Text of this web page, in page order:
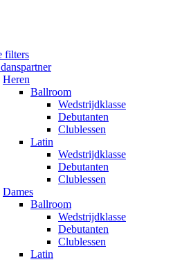
filters
Heren
Ballroom
Wedstrijdklasse
Debutanten
Clublessen
Latin
Wedstrijdklasse
Debutanten
Clublessen
Dames
Ballroom
Wedstrijdklasse
Debutanten
Clublessen
Latin